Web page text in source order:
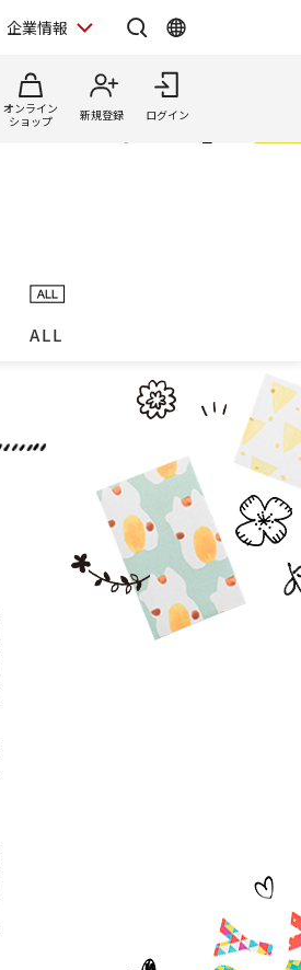
企業情報
オンライン
ショップ
新規登録 ログイン
ALL